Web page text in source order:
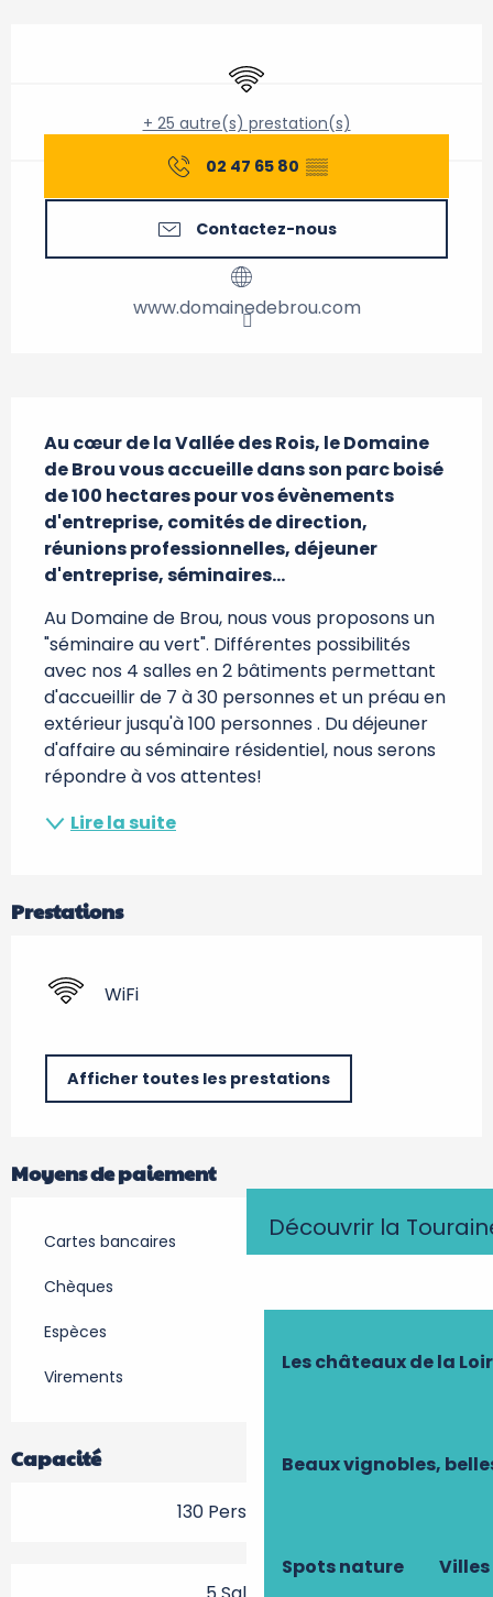
Découvrir la
Les châteaux de la
Beaux vignobles,
Spots nature
WiFi
+ 25 autre(s) prestation(s)
02 47 65 80 ▒▒
Contactez-nous
www.domainedebrou.com
Au cœur de la Vallée des Rois, le Domaine
de Brou vous accueille dans son parc boisé
de 100 hectares pour vos évènements
d'entreprise, comités de direction,
réunions professionnelles, déjeuner
d'entreprise, séminaires...
Au Domaine de Brou, nous vous proposons un
"séminaire au vert". Différentes possibilités
avec nos 4 salles en 2 bâtiments permettant
d'accueillir de 7 à 30 personnes et un préau en
extérieur jusqu'à 100 personnes . Du déjeuner
d'affaire au séminaire résidentiel, nous serons
répondre à vos attentes!
Lire la suite
Prestations
WiFi
Afficher toutes les prestations
Moyens de paiement
Cartes bancaires
Chèques
Espèces
Virements
Capacité
130 Personne(s)